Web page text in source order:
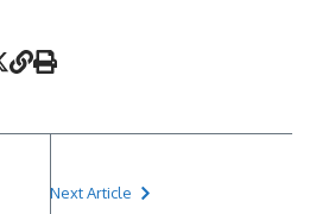
Next Article